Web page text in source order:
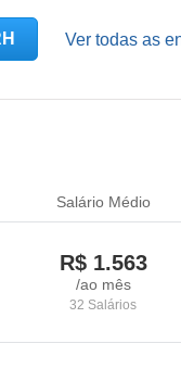
Ver todas as
Salário Médio
R$ 1.563
/ao mês
32 Salários